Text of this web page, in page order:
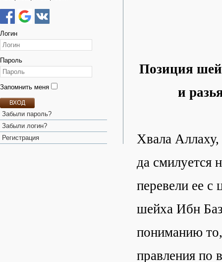
Логин
Пароль
Запомнить меня
ВХОД
Забыли пароль?
Забыли логин?
Регистрация
Позиция
и
Хвала
да смилуется
перевели ее с
шейха Ибн
пониманию то,
правления по